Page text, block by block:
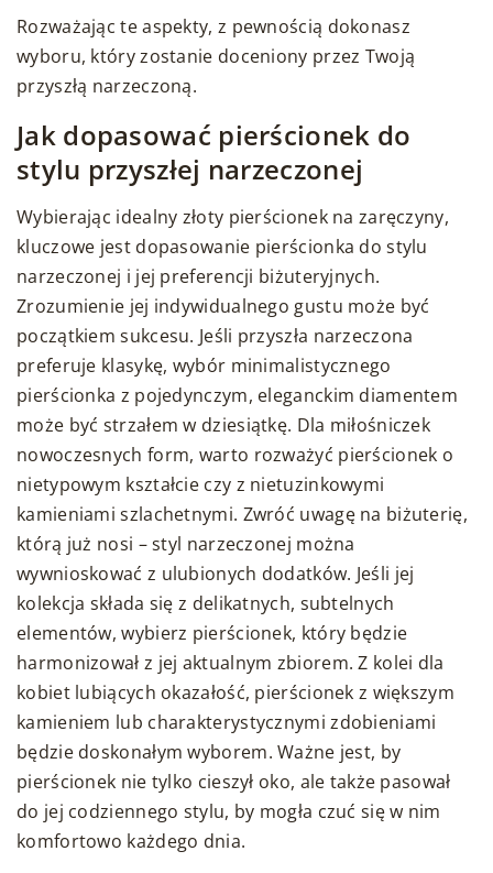
Rozważając te aspekty, z pewnością dokonasz
wyboru, który zostanie doceniony przez Twoją
przyszłą narzeczoną.
Jak dopasować pierścionek do
stylu przyszłej narzeczonej
Wybierając idealny złoty pierścionek na zaręczyny,
kluczowe jest dopasowanie pierścionka do stylu
narzeczonej i jej preferencji biżuteryjnych.
Zrozumienie jej indywidualnego gustu może być
początkiem sukcesu. Jeśli przyszła narzeczona
preferuje klasykę, wybór minimalistycznego
pierścionka z pojedynczym, eleganckim diamentem
może być strzałem w dziesiątkę. Dla miłośniczek
nowoczesnych form, warto rozważyć pierścionek o
nietypowym kształcie czy z nietuzinkowymi
kamieniami szlachetnymi. Zwróć uwagę na biżuterię,
którą już nosi – styl narzeczonej można
wywnioskować z ulubionych dodatków. Jeśli jej
kolekcja składa się z delikatnych, subtelnych
elementów, wybierz pierścionek, który będzie
harmonizował z jej aktualnym zbiorem. Z kolei dla
kobiet lubiących okazałość, pierścionek z większym
kamieniem lub charakterystycznymi zdobieniami
będzie doskonałym wyborem. Ważne jest, by
pierścionek nie tylko cieszył oko, ale także pasował
do jej codziennego stylu, by mogła czuć się w nim
komfortowo każdego dnia.